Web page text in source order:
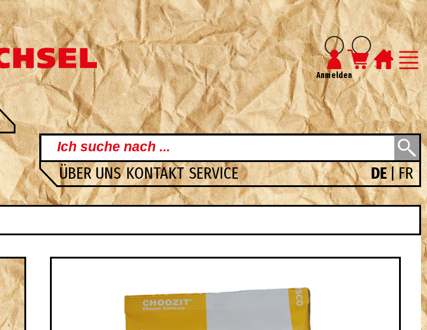
Anmelden
ÜBER UNSKONTAKTSERVICE DE|FR